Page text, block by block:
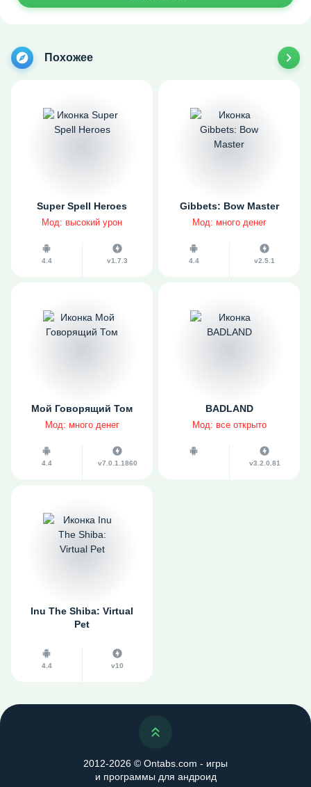
Похожее
Super Spell Heroes
Мод: высокий урон
4.4 v1.7.3
Gibbets: Bow Master
Мод: много денег
4.4 v2.5.1
Мой Говорящий Том
Мод: много денег
4.4 v7.0.1.1860
BADLAND
Мод: все открыто
v3.2.0.81
Inu The Shiba: Virtual
Pet
4.4 v10
Наверх
2012-2026 © Ontabs.com - игры
и программы для андроид